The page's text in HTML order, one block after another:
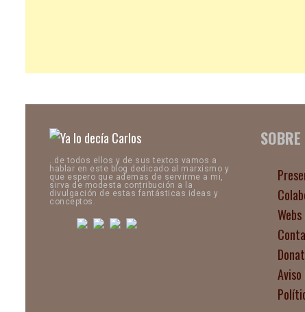
..de todos ellos y de sus textos vamos a
hablar en este blog dedicado al marxismo y
que espero que ademas de servirme a mi,
sirva de modesta contribución a la
divulgación de estas fantásticas ideas y
conceptos.